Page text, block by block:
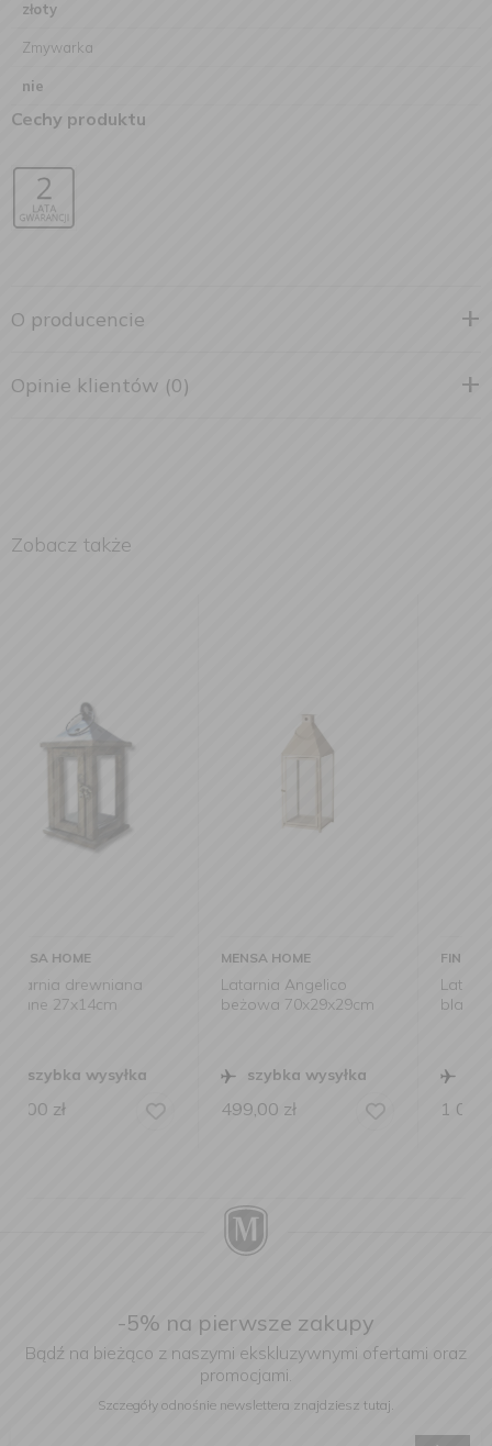
złoty
Zmywarka
nie
Cechy produktu
O producencie
Opinie klientów (0)
Zobacz także
MENSA HOME
Latarnia Angelico
beżowa 70x29x29cm
szybka wysyłka
zł
FINK
Latarnia Otis 33x33cm
black-gold
szybka wysyłka
1 099,00zł
-5% na pierwsze zakupy
Bądź na bieżąco z naszymi ekskluzywnymi ofertami oraz
promocjami.
Szczegóły odnośnie newslettera znajdziesz tutaj.